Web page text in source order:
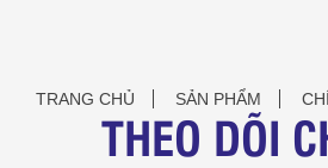
TRANG CHỦ SẢN PHẨM
THEO DÕI